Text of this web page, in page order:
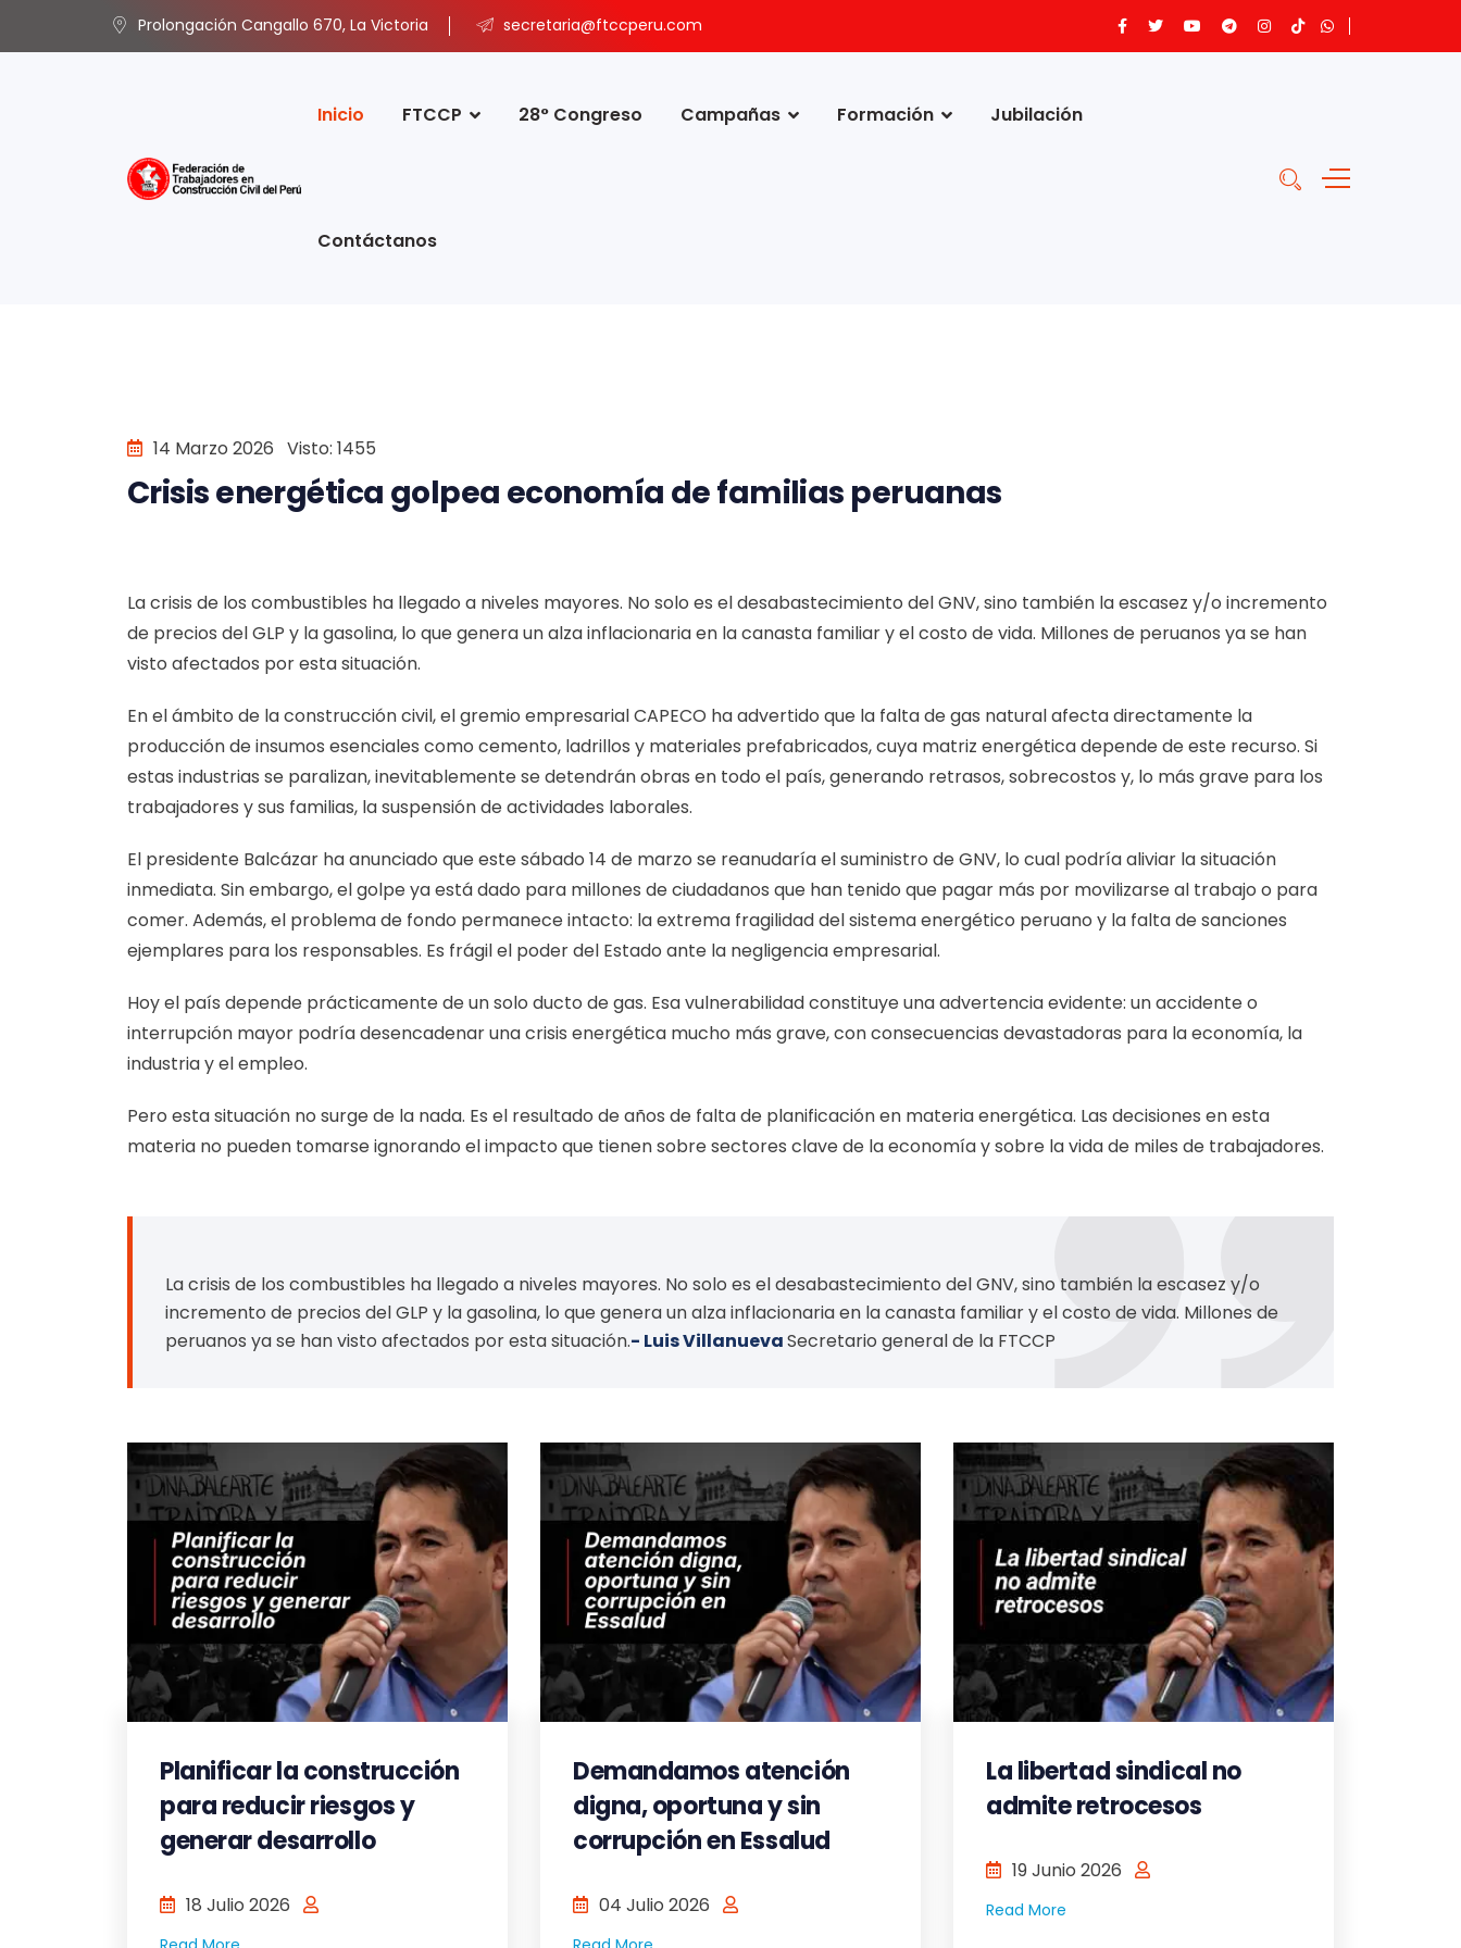
Prolongación Cangallo 670, La Victoria secretaria@ftccperu.com
Inicio FTCCP 28° Congreso Campañas Formación Jubilación
Contáctanos
14 Marzo 2026 Visto: 1455
Crisis energética golpea economía de familias peruanas
La crisis de los combustibles ha llegado a niveles mayores. No solo es el desabastecimiento del GNV, sino también la escasez y/o incremento
de precios del GLP y la gasolina, lo que genera un alza inflacionaria en la canasta familiar y el costo de vida. Millones de peruanos ya se han
visto afectados por esta situación.
En el ámbito de la construcción civil, el gremio empresarial CAPECO ha advertido que la falta de gas natural afecta directamente la
producción de insumos esenciales como cemento, ladrillos y materiales prefabricados, cuya matriz energética depende de este recurso. Si
estas industrias se paralizan, inevitablemente se detendrán obras en todo el país, generando retrasos, sobrecostos y, lo más grave para los
trabajadores y sus familias, la suspensión de actividades laborales.
El presidente Balcázar ha anunciado que este sábado 14 de marzo se reanudaría el suministro de GNV, lo cual podría aliviar la situación
inmediata. Sin embargo, el golpe ya está dado para millones de ciudadanos que han tenido que pagar más por movilizarse al trabajo o para
comer. Además, el problema de fondo permanece intacto: la extrema fragilidad del sistema energético peruano y la falta de sanciones
ejemplares para los responsables. Es frágil el poder del Estado ante la negligencia empresarial.
Hoy el país depende prácticamente de un solo ducto de gas. Esa vulnerabilidad constituye una advertencia evidente: un accidente o
interrupción mayor podría desencadenar una crisis energética mucho más grave, con consecuencias devastadoras para la economía, la
industria y el empleo.
Pero esta situación no surge de la nada. Es el resultado de años de falta de planificación en materia energética. Las decisiones en esta
materia no pueden tomarse ignorando el impacto que tienen sobre sectores clave de la economía y sobre la vida de miles de trabajadores.
La crisis de los combustibles ha llegado a niveles mayores. No solo es el desabastecimiento del GNV, sino también la escasez y/o
incremento de precios del GLP y la gasolina, lo que genera un alza inflacionaria en la canasta familiar y el costo de vida. Millones de
peruanos ya se han visto afectados por esta situación.- Luis VillanuevaSecretario general de la FTCCP
Planificar la construcción
para reducir riesgos y
generar desarrollo
18 Julio 2026
Demandamos atención
digna, oportuna y sin
corrupción en Essalud
04 Julio 2026
La libertad sindical no
admite retrocesos
19 Junio 2026
Read More